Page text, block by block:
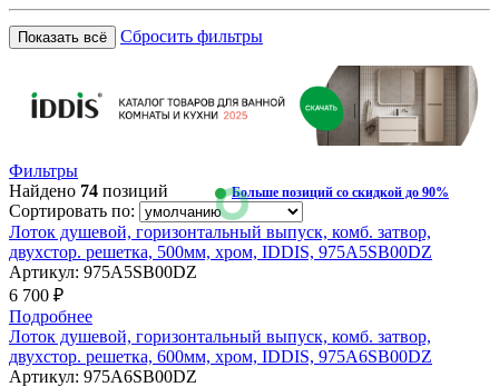
Показать всё Сбросить фильтры
Фильтры
Найдено 74 позиций Больше позиций со скидкой до 90%
Сортировать по:
Лоток душевой, горизонтальный выпуск, комб. затвор,
двухстор. решетка, 500мм, хром, IDDIS, 975A5SB00DZ
Артикул: 975A5SB00DZ
6 700 ₽
Подробнее
Лоток душевой, горизонтальный выпуск, комб. затвор,
двухстор. решетка, 600мм, хром, IDDIS, 975A6SB00DZ
Артикул: 975A6SB00DZ